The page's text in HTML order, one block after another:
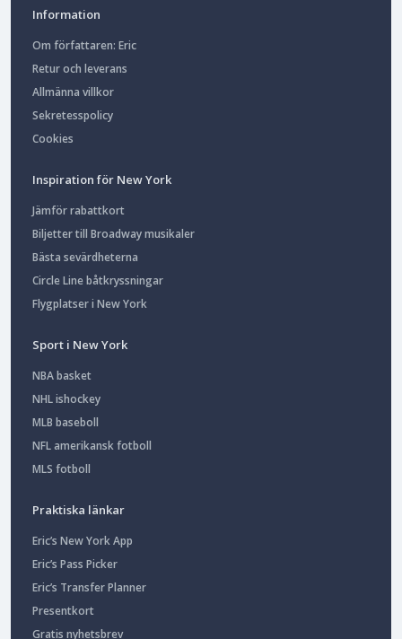
Information
Om författaren: Eric
Retur och leverans
Allmänna villkor
Sekretesspolicy
Cookies
Inspiration för New York
Jämför rabattkort
Biljetter till Broadway musikaler
Bästa sevärdheterna
Circle Line båtkryssningar
Flygplatser i New York
Sport i New York
NBA basket
NHL ishockey
MLB baseboll
NFL amerikansk fotboll
MLS fotboll
Praktiska länkar
Eric’s New York App
Eric’s Pass Picker
Eric’s Transfer Planner
Presentkort
Gratis nyhetsbrev